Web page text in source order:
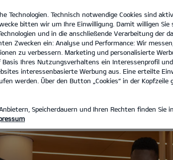
Procar Automobile
ANGEBOTE
Technologien. Technisch notwendige Cookies sind
bitten wir um Ihre Einwilligung. Damit willigen Sie
und in die anschließende Verarbeitung der
Zwecken ein: Analyse und Performance: Wir
zu verbessern. Marketing und personalisierte
Ihres Nutzungsverhaltens ein Interessenprofil
interessenbasierte Werbung aus. Eine erteilte
werden. Über den Button „Cookies“ in der Kopfzeile
Speicherdauern und Ihren Rechten finden Sie